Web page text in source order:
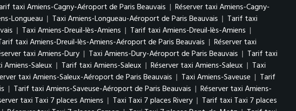
taxi Amiens-Cagny-Aéroport de Paris Beauvais | Réserver taxi Amiens-Cagny-
Longueau | Taxi Amiens-Longueau-Aéroport de Paris Beauvais | Tarif taxi
| Taxi Amiens-Dreuil-lès-Amiens | Tarif taxi Amiens-Dreuil-lès-Amiens |
taxi Amiens-Dreuil-lès-Amiens-Aéroport de Paris Beauvais | Réserver taxi
taxi Amiens-Dury | Taxi Amiens-Dury-Aéroport de Paris Beauvais | Tarif taxi
Amiens-Saleux | Tarif taxi Amiens-Saleux | Réserver taxi Amiens-Saleux | Taxi
taxi Amiens-Saleux-Aéroport de Paris Beauvais | Taxi Amiens-Saveuse | Tarif
| Tarif taxi Amiens-Saveuse-Aéroport de Paris Beauvais | Réserver taxi Amiens-
taxi Taxi 7 places Amiens | Taxi Taxi 7 places Rivery | Tarif taxi Taxi 7 places